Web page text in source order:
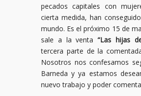
pecados capitales con
cierta medida, han
mundo. Es el próximo 15 de
sale a la venta “Las hijas
tercera parte de la
Nosotros nos confesamos
Barneda y ya estamos
nuevo trabajo y poder